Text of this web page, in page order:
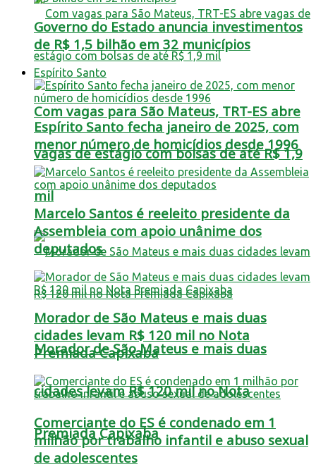
Com vagas para São Mateus, TRT-ES abre
vagas de estágio com bolsas de até R$ 1,9
mil
Morador de São Mateus e mais duas
cidades levam R$ 120 mil no Nota
Premiada Capixaba
Governo do Estado anuncia investimentos
de R$ 1,5 bilhão em 32 municípios
Espírito Santo
Espírito Santo fecha janeiro de 2025, com
menor número de homicídios desde 1996
Marcelo Santos é reeleito presidente da
Assembleia com apoio unânime dos
deputados
Morador de São Mateus e mais duas
cidades levam R$ 120 mil no Nota
Premiada Capixaba
Comerciante do ES é condenado em 1
milhão por trabalho infantil e abuso sexual
de adolescentes